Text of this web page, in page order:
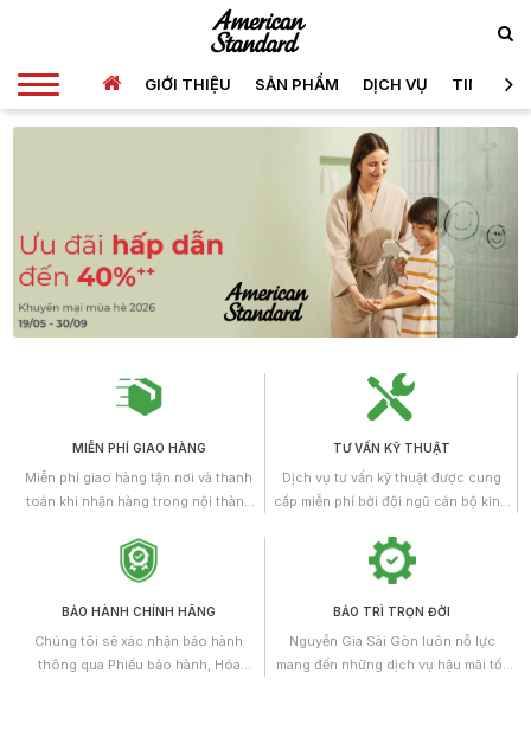
GIỚI THIỆU SẢN PHẨM DỊCH VỤ TIN TỨC
MIỄN PHÍ GIAO HÀNG
Miễn phí giao hàng tận nơi và thanh
toán khi nhận hàng trong nội thành
TƯ VẤN KỸ THUẬT
Dịch vụ tư vấn kỹ thuật được cung
cấp miễn phí bởi đội ngũ cán bộ kinh
có kiến thức chuyên môn và nhiều
năm kinh nghiệm làm việc.
BẢO HÀNH CHÍNH HÃNG
Chúng tôi sẽ xác nhận bảo hành
thông qua Phiếu bảo hành, Hóa
BẢO TRÌ TRỌN ĐỜI
Nguyễn Gia Sài Gòn luôn nỗ lực
mang đến những dịch vụ hậu mãi tốt